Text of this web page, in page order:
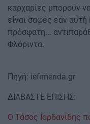
καρχαρίες μπορούν
είναι σαφές εάν
πρόσφατη...
Φλόριντα.
Πηγή: iefimerida.gr
ΔΙΑΒΑΣΤΕ ΕΠΙΣΗΣ:
Ο Τάσος Ιορδανίδης